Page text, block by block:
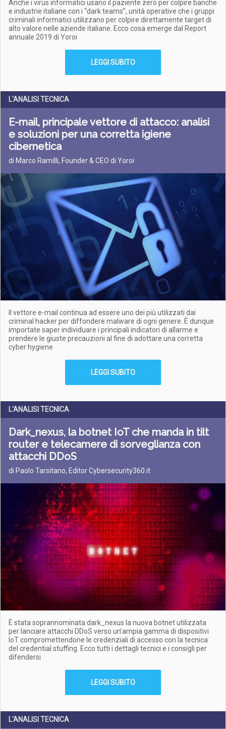
Anche i virus informatici usano il paziente zero per colpire banche
e industrie italiane con i “dark teams”, unità operative che i gruppi
criminali informatici utilizzano per colpire direttamente target di
alto valore nelle aziende italiane. Ecco cosa emerge dal Report
annuale 2019 di Yoroi
LEGGI SUBITO
L'ANALISI TECNICA
E-mail, principale vettore di attacco: analisi
e soluzioni per una corretta igiene
cibernetica
di Marco Ramilli, Founder & CEO di Yoroi
Il vettore e-mail continua ad essere uno dei più utilizzati dai
criminal hacker per diffondere malware di ogni genere. È dunque
importate saper individuare i principali indicatori di allarme e
prendere le giuste precauzioni al fine di adottare una corretta
cyber hygiene
LEGGI SUBITO
L'ANALISI TECNICA
Dark_nexus, la botnet IoT che manda in tilt
router e telecamere di sorveglianza con
attacchi DDoS
di Paolo Tarsitano, Editor Cybersecurity360.it
È stata soprannominata dark_nexus la nuova botnet utilizzata
per lanciare attacchi DDoS verso un’ampia gamma di dispositivi
IoT compromettendone le credenziali di accesso con la tecnica
del credential stuffing. Ecco tutti i dettagli tecnici e i consigli per
difendersi
LEGGI SUBITO
L'ANALISI TECNICA